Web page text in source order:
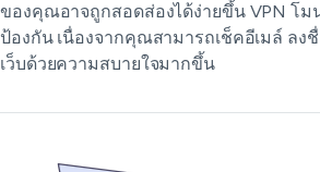
ของคุณอาจถูกสอดส่องได้ง่ายขึ้น VPN โม
ป้องกัน เนื่องจากคุณสามารถเช็คอีเมล์ ลง
เว็บด้วยความสบายใจมากขึ้น